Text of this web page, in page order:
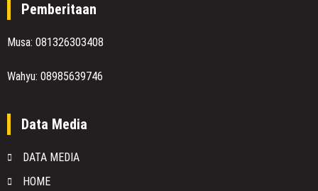
Pemberitaan
Musa: 081326303408
Wahyu: 08985639746
Data Media
DATA MEDIA
HOME